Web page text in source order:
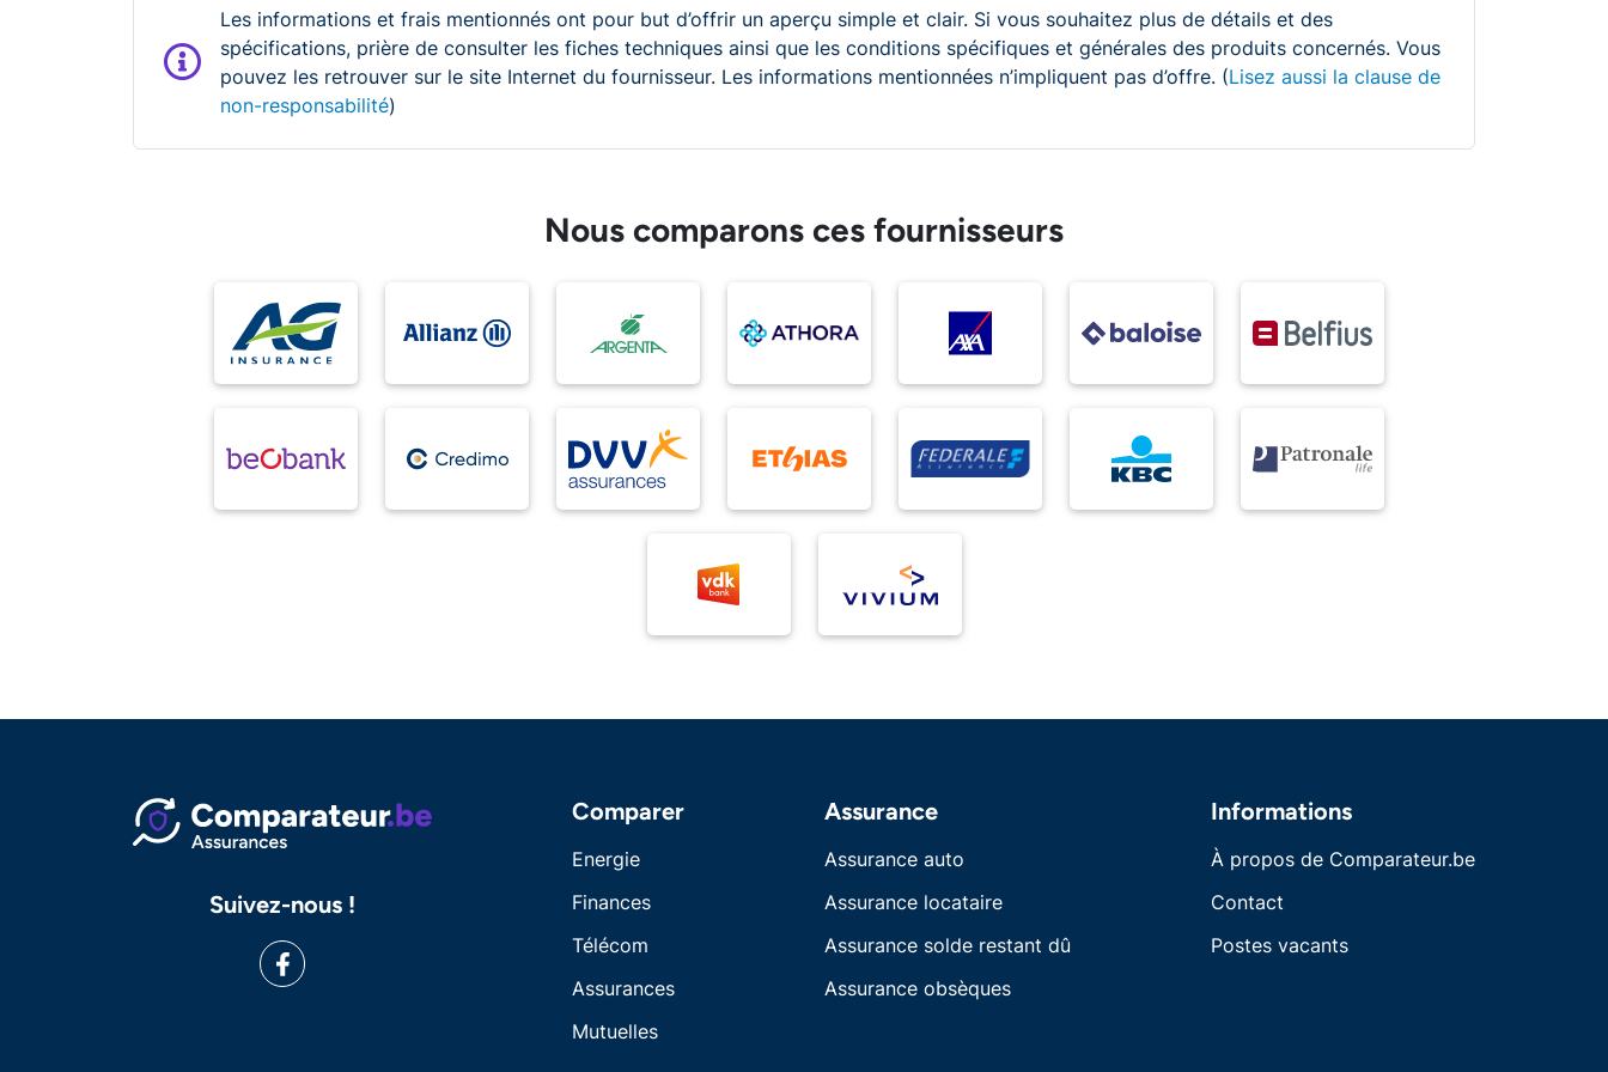
Les informations et frais mentionnés ont pour but d’offrir un aperçu simple et clair. Si vous souhaitez plus de détails et des
spécifications, prière de consulter les fiches techniques ainsi que les conditions spécifiques et générales des produits concernés. Vous
pouvez les retrouver sur le site Internet du fournisseur. Les informations mentionnées n’impliquent pas d’offre. (Lisez aussi la clause de
non-responsabilité)
Nous comparons ces fournisseurs
Suivez-nous !
Comparer
Energie
Finances
Télécom
Assurances
Mutuelles
Assurance
Assurance auto
Assurance locataire
Assurance solde restant dû
Assurance obsèques
Informations
À propos de Comparateur.be
Contact
Postes vacants